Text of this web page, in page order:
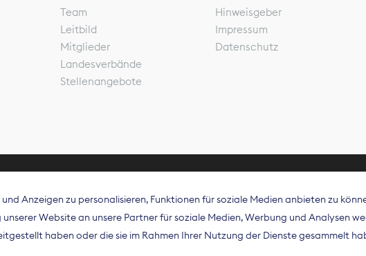
Team
Leitbild
Mitglieder
Landesverbände
Stellenangebote
Hinweisgeber
Impressum
Datenschutz
Der Bundesverband Digitalpublisher und
Spitzenorganisation die Interessen der
Deutschland und auf EU-Ebene.
Anzeigen zu personalisieren, Funktionen für soziale Medien anbieten zu
Website an unsere Partner für soziale Medien, Werbung und Analysen
haben oder die sie im Rahmen Ihrer Nutzung der Dienste gesammelt